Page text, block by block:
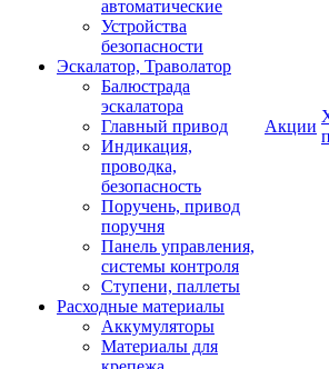
автоматические
Устройства
безопасности
Эскалатор, Траволатор
Балюстрада
эскалатора
Главный привод
Индикация,
проводка,
безопасность
Поручень, привод
поручня
Панель управления,
системы контроля
Ступени, паллеты
Расходные материалы
Аккумуляторы
Материалы для
Акции